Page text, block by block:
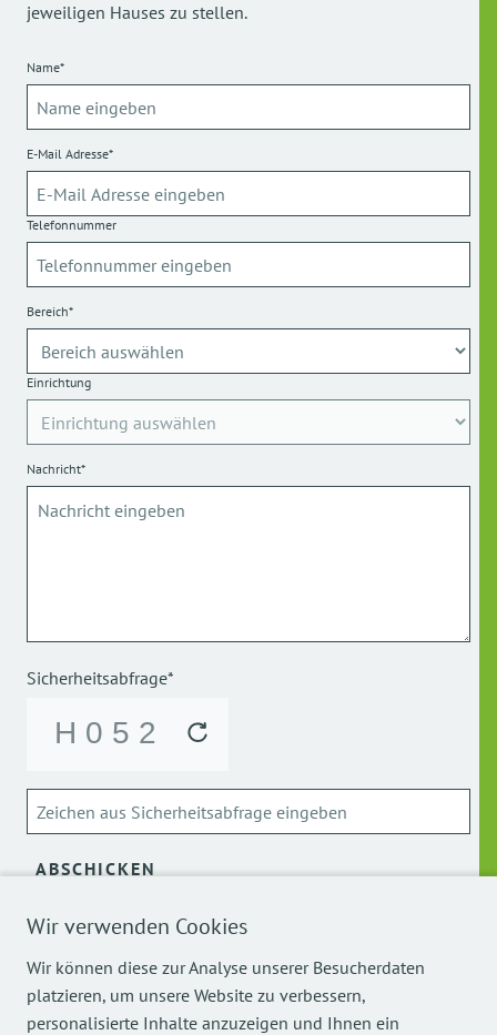
Wir verwenden Cookies
Wir können diese zur Analyse unserer Besucherdaten
platzieren, um unsere Website zu verbessern,
personalisierte Inhalte anzuzeigen und Ihnen ein
jeweiligen Hauses zu stellen.
Name*
E-Mail Adresse*
Telefonnummer
Bereich*
Einrichtung
Nachricht*
Sicherheitsabfrage*
ABSCHICKEN
Über die Verarbeitung meiner personenbezogenen Daten